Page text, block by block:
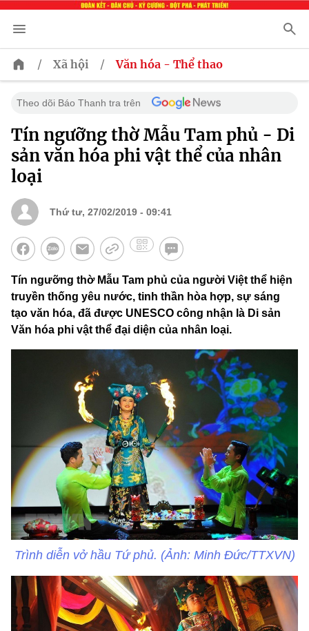
/ Xã hội / Văn hóa - Thể thao
Theo dõi Báo Thanh tra trên
Tín ngưỡng thờ Mẫu Tam phủ - Di
sản văn hóa phi vật thể của nhân
loại
Thứ tư, 27/02/2019 - 09:41
Tín ngưỡng thờ Mẫu Tam phủ của người Việt thể hiện
truyền thống yêu nước, tinh thần hòa hợp, sự sáng
tạo văn hóa, đã được UNESCO công nhận là Di sản
Văn hóa phi vật thể đại diện của nhân loại.
Trình diễn vở hầu Tứ phủ. (Ảnh: Minh Đức/TTXVN)